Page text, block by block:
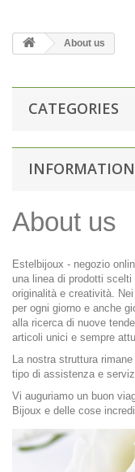
About us
CATEGORIES
INFORMATION
About us
Estelbijoux - negozio
una linea di prodotti
originalità e creatività.
per ogni giorno e anche
alla ricerca di nuove
articoli unici e sempre
La nostra struttura
tipo di assistenza e
Vi auguriamo un buon
Bijoux e delle cose